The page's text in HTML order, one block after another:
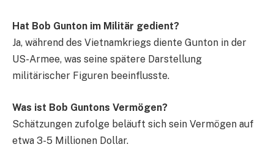
Hat Bob Gunton im Militär gedient?
Ja, während des Vietnamkriegs diente Gunton in der
US-Armee, was seine spätere Darstellung
militärischer Figuren beeinflusste.
Was ist Bob Guntons Vermögen?
Schätzungen zufolge beläuft sich sein Vermögen auf
etwa 3-5 Millionen Dollar.